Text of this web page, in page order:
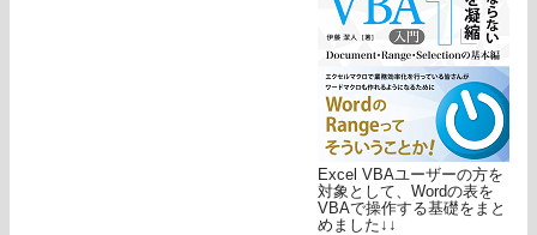
Excel VBAユーザーの方を
対象として、Wordの表を
VBAで操作する基礎をまと
めました↓↓